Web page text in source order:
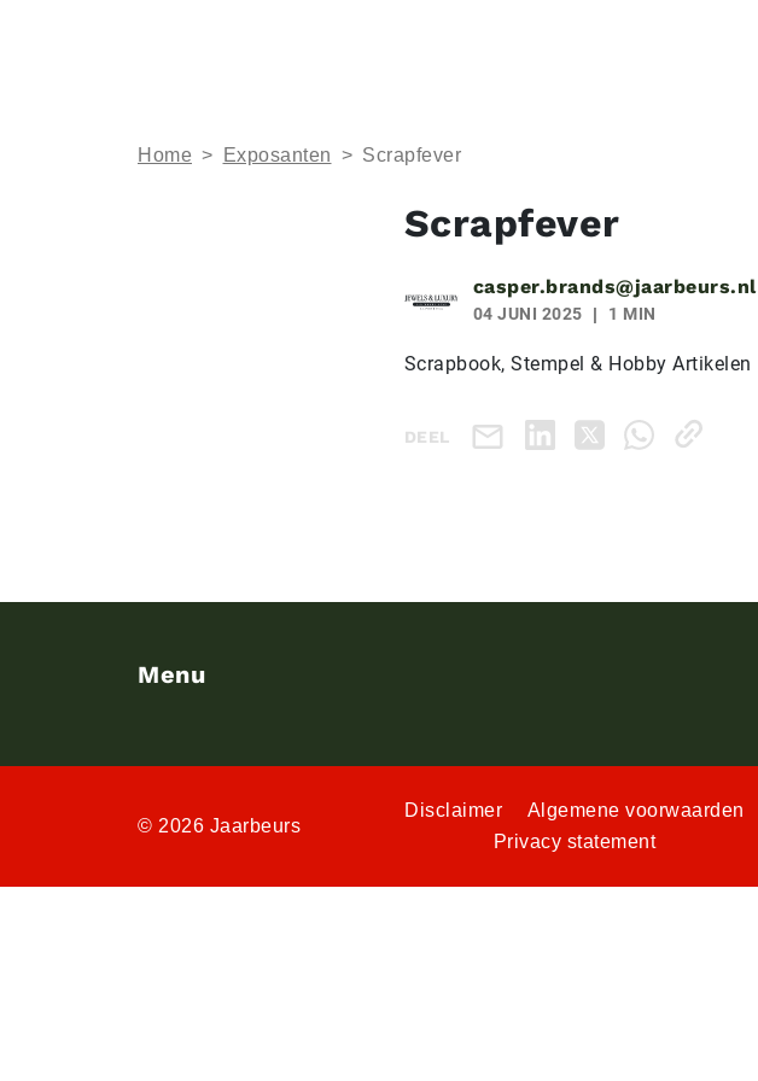
Home > Exposanten > Scrapfever
Scrapfever
casper.brands@jaarbeurs.nl
04 JUNI 2025 1 MIN
Scrapbook, Stempel & Hobby Artikelen
DEEL
Menu
© 2026 Jaarbeurs
Disclaimer
Algemene voorwaarden
Privacy statement